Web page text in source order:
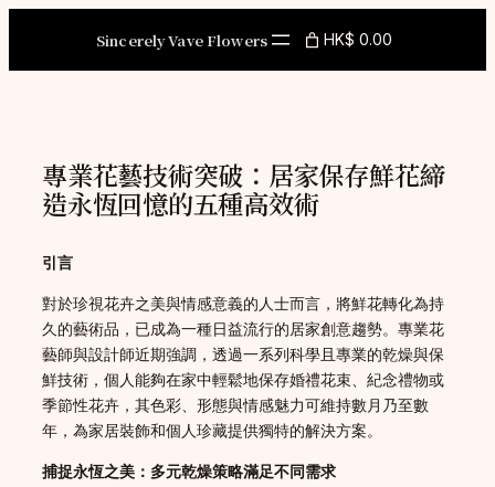
Sincerely Vave Flowers HK$ 0.00
專業花藝技術突破：居家保存鮮花締
造永恆回憶的五種高效術
引言
對於珍視花卉之美與情感意義的人士而言，將鮮花轉化為持
久的藝術品，已成為一種日益流行的居家創意趨勢。專業花
藝師與設計師近期強調，透過一系列科學且專業的乾燥與保
鮮技術，個人能夠在家中輕鬆地保存婚禮花束、紀念禮物或
季節性花卉，其色彩、形態與情感魅力可維持數月乃至數
年，為家居裝飾和個人珍藏提供獨特的解決方案。
捕捉永恆之美：多元乾燥策略滿足不同需求